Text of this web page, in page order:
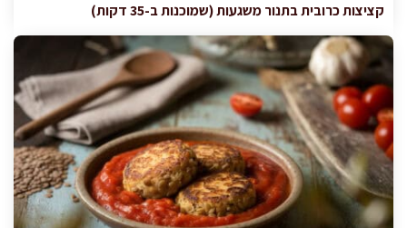
קציצות כרובית בתנור משגעות (שמוכנות ב-35 דקות)